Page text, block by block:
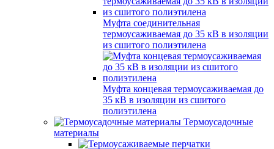
Муфта соединительная
термоусаживаемая до 35 кВ в изоляции
из сшитого полиэтилена
Муфта концевая термоусаживаемая до
35 кВ в изоляции из сшитого
полиэтилена
Термоусадочные
материалы